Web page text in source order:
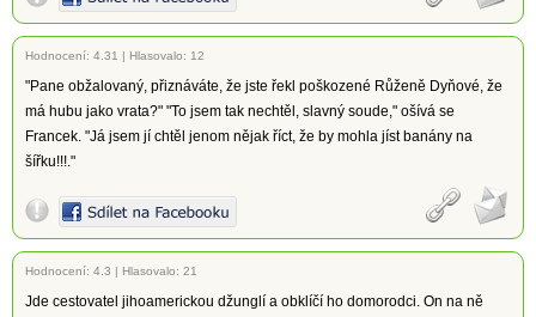
Hodnocení: 4.31 | Hlasovalo: 12
"Pane obžalovaný, přiznáváte, že jste řekl poškozené Růženě Dyňové, že
má hubu jako vrata?" "To jsem tak nechtěl, slavný soude," ošívá se
Francek. "Já jsem jí chtěl jenom nějak říct, že by mohla jíst banány na
šířku!!!."
Hodnocení: 4.3 | Hlasovalo: 21
Jde cestovatel jihoamerickou džunglí a obklíčí ho domorodci. On na ně